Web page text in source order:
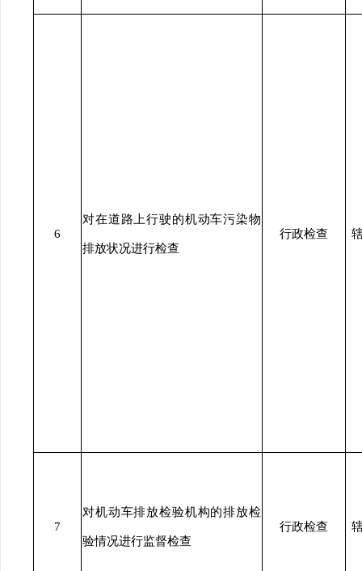
6
对在道路上行驶的机动车污染物
排放状况进行检查
行政检查
7
对机动车排放检验机构的排放检
验情况进行监督检查
行政检查